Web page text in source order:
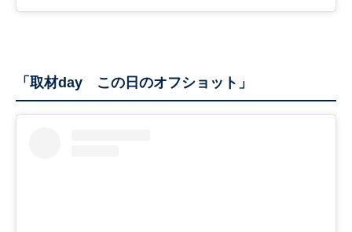
「取材day この日のオフショット」